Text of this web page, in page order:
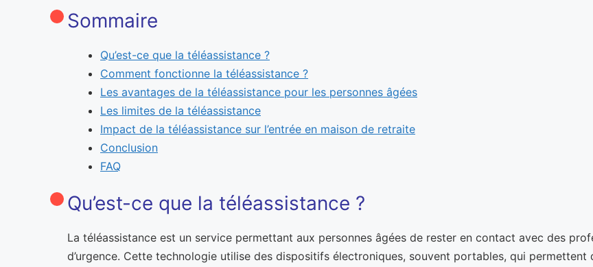
Sommaire
Qu’est-ce que la téléassistance ?
Comment fonctionne la téléassistance ?
Les avantages de la téléassistance pour les personnes âgées
Les limites de la téléassistance
Impact de la téléassistance sur l’entrée en maison de retraite
Conclusion
FAQ
Qu’est-ce que la téléassistance ?
La téléassistance est un service permettant aux personnes âgées de rester en contact avec des
d’urgence. Cette technologie utilise des dispositifs électroniques, souvent portables, qui permettent